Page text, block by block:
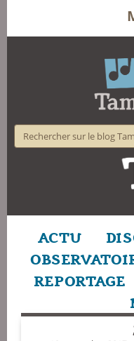
ACTU
REPORTAGE